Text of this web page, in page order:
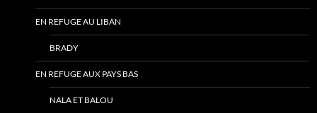
EN REFUGE AU LIBAN
BRADY
EN REFUGE AUX PAYS BAS
NALA ET BALOU